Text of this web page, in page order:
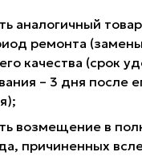
аналогичный
ремонта
качества (срок
– 3 дня после
возмещение в
причиненных